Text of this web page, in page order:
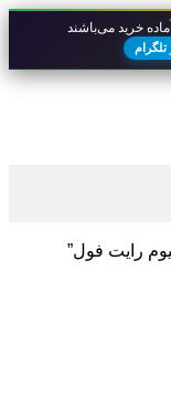
خرید می‌باشند
تلگرام
رایت فول”